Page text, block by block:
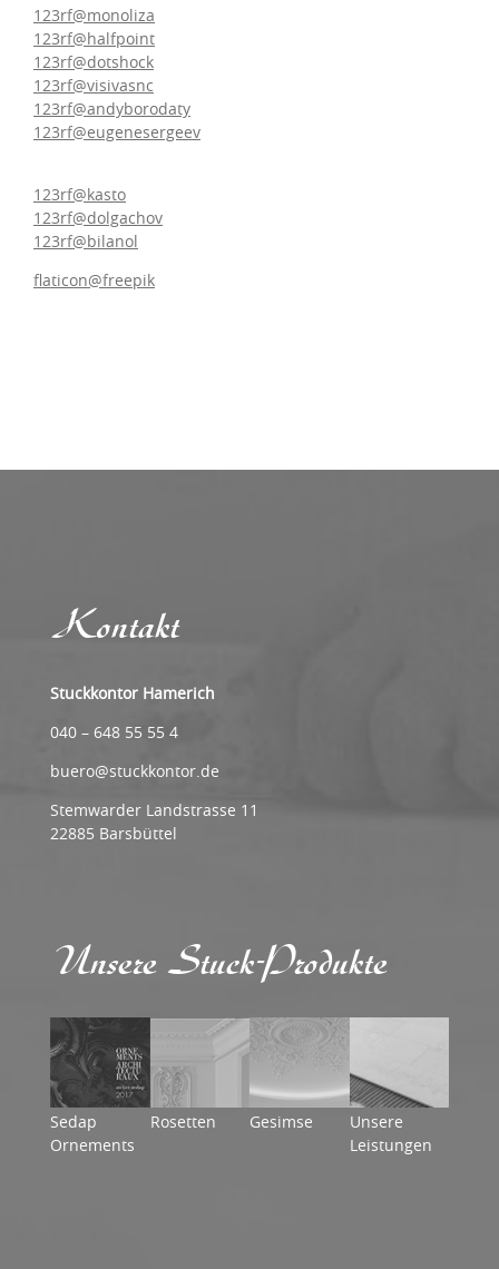
123rf@monoliza
123rf@halfpoint
123rf@dotshock
123rf@visivasnc
123rf@andyborodaty
123rf@eugenesergeev
123rf@kasto
123rf@dolgachov
123rf@bilanol
flaticon@freepik
Kontakt
Stuckkontor Hamerich
040 – 648 55 55 4
buero@stuckkontor.de
Stemwarder Landstrasse 11
22885 Barsbüttel
Unsere Stuck-Produkte
Sedap
Ornements
Rosetten Gesimse
Unsere
Leistungen